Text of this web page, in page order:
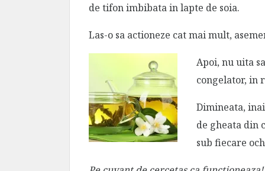
de tifon imbibata in lapte de soia.
Las-o sa actioneze cat mai mult,
Apoi, nu uita
congelator, in
Dimineata,
de gheata din
sub fiecare